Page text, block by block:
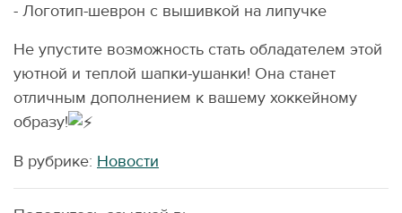
- Логотип-шеврон с вышивкой на липучке
Не упустите возможность стать обладателем этой
уютной и теплой шапки-ушанки! Она станет
отличным дополнением к вашему хоккейному
образу!
В рубрике: Новости